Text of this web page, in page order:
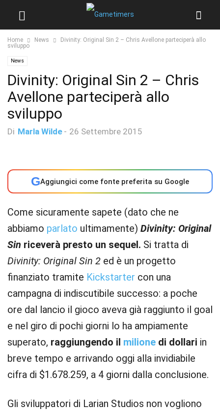
Home News
Divinity: Original Sin 2 – Chris Avellone parteciperà allo
sviluppo
News
Divinity: Original Sin 2 – Chris
Avellone parteciperà allo
sviluppo
Di Marla Wilde - 26 Settembre 2015
GAggiungici come fonte preferita su Google
Come sicuramente sapete (dato che ne
abbiamo parlato ultimamente) Divinity: Original
Sin riceverà presto un sequel. Si tratta di
Divinity: Original Sin 2 ed è un progetto
finanziato tramite Kickstarter con una
campagna di indiscutibile successo: a poche
ore dal lancio il gioco aveva già raggiunto il goal
e nel giro di pochi giorni lo ha ampiamente
superato, raggiungendo il milione di dollari in
breve tempo e arrivando oggi alla invidiabile
cifra di $1.678.259, a 4 giorni dalla conclusione.
Gli sviluppatori di Larian Studios non vogliono